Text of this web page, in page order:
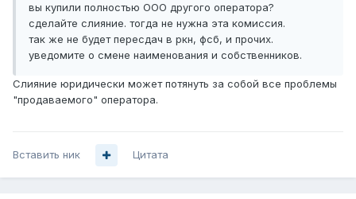
вы купили полностью ООО другого оператора?
сделайте слияние. тогда не нужна эта комиссия.
так же не будет пересдач в ркн, фсб, и прочих.
уведомите о смене наименования и собственников.
Слияние юридически может потянуть за собой все проблемы
"продаваемого" оператора.
Вставить ник Цитата